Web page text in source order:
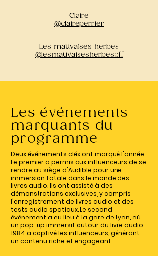
Claire
@claireperrier
Les mauvaises herbes
@lesmauvaisesherbesoff
Les événements
marquants du
programme
Deux événements clés ont marqué l'année.
Le premier a permis aux influenceurs de se
rendre au siège d'Audible pour une
immersion totale dans le monde des
livres audio. Ils ont assisté à des
démonstrations exclusives, y compris
l'enregistrement de livres audio et des
tests audio spatiaux. Le second
événement a eu lieu à la gare de Lyon, où
un pop-up immersif autour du livre audio
1984 a captivé les influenceurs, générant
un contenu riche et engageant.